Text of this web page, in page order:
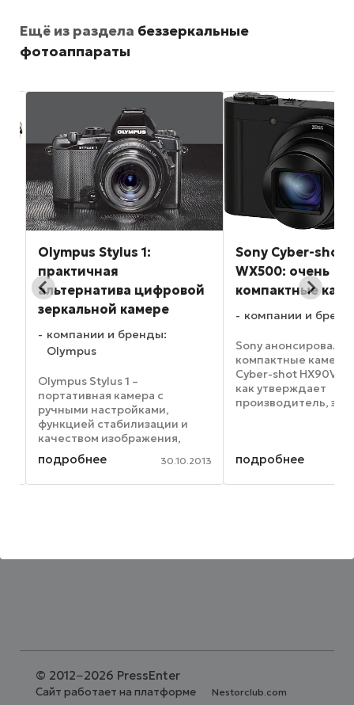
Ещё из раздела беззеркальные
фотоаппараты
Olympus Stylus 1:
практичная
альтернатива цифровой
зеркальной камере
компании и бренды:
Olympus
Olympus Stylus 1 –
портативная камера с
ручными настройками,
функцией стабилизации и
качеством изображения,
способным удовлетворить
самых взыскательных
фотографов. Среди основных
подробнее 30.10.2013
Sony Cyber-shot
WX500: очень
компактные
компании и
Sony анонсировала
компактные камеры
Cyber-shot HX90V и
как утверждает
производитель,
находится
охватывает
подробнее
© 2012−2026 PressEnter
Сайт работает на платформе Nestorclub.com